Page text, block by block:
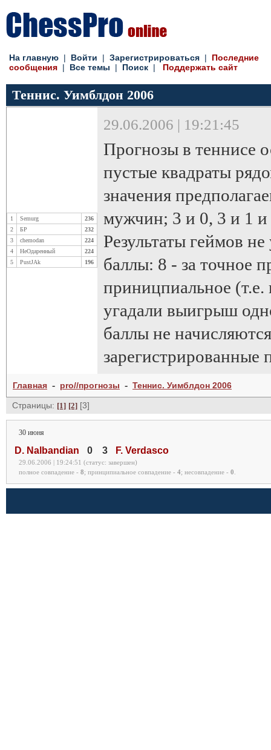
На главную | Войти | Зарегистрироваться | Последние
сообщения | Все темы | Поиск | Поддержать сайт
Теннис. Уимблдон 2006
1 Semurg
236
2
БР
232
3
chemodan
224
4
НеОдаренный
224
5
PustJAk 196
29.06.2006 | 19:21:45
Прогнозы в теннисе
пустые квадраты
значения
мужчин; 3 и 0, 3 и 1
Результаты геймов
баллы: 8 - за точное
приницпиальное (т.е.
угадали выигрыш
баллы не
зарегистрированные
Главная - pro//прогнозы - Теннис. Уимблдон 2006
Страницы: [1] [2] [3]
30 июня
D. Nalbandian 0 3 F. Verdasco
29.06.2006 | 19:24:51 (статус: завершен)
полное совпадение - 8; принципиальное совпадение - 4; несовпадение - 0